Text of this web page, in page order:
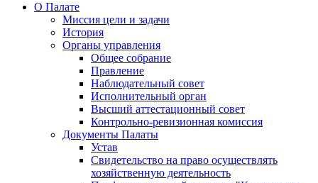
О Палате
Миссия цели и задачи
История
Органы управления
Общее собрание
Правление
Наблюдательный совет
Исполнительный орган
Высший аттестационный совет
Контрольно-ревизионная комиссия
Документы Палаты
Устав
Свидетельство на право осуществлять
хозяйственную деятельность